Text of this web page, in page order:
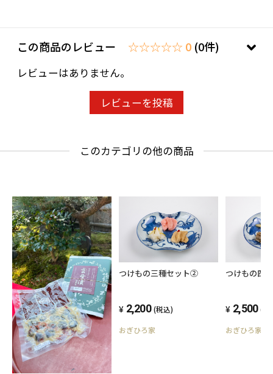
この商品のレビュー ☆☆☆☆☆ 0 (0件)
レビューはありません。
レビューを投稿
このカテゴリの他の商品
つけもの三種セット②
2,200 (税込)
おぎひろ家
つけもの四
2,500 (税
おぎひろ家